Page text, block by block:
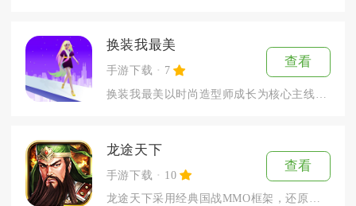
换装我最美
手游下载 7
查看
龙途天下
手游下载 10
查看
龙途天下采用经典国战MMO框架，还原传统网游的成长路线，划分...